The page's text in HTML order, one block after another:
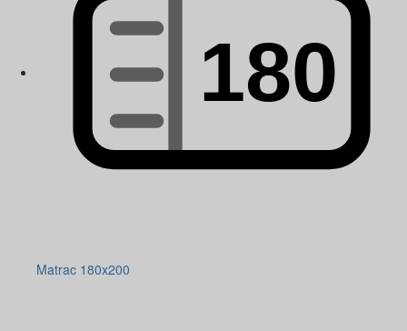
Matrac 180x200